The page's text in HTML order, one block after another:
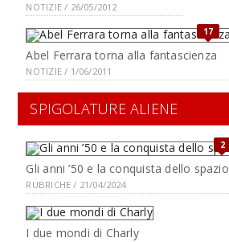
NOTIZIE / 26/05/2012
17
Abel Ferrara torna alla fantascienza
NOTIZIE / 1/06/2011
SPIGOLATURE ALIENE
2
Gli anni ’50 e la conquista dello spazio
RUBRICHE / 21/04/2024
I due mondi di Charly